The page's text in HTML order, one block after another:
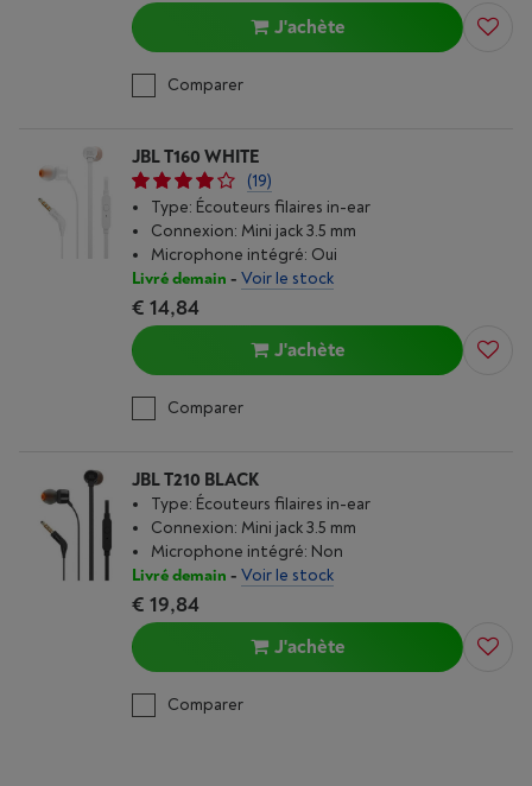
J'achète
Comparer
JBL T160 WHITE
(19)
Type: Écouteurs filaires in-ear
Connexion: Mini jack 3.5 mm
Microphone intégré: Oui
Livré demain - Voir le stock
€ 14,84
J'achète
Comparer
JBL T210 BLACK
Type: Écouteurs filaires in-ear
Connexion: Mini jack 3.5 mm
Microphone intégré: Non
Livré demain - Voir le stock
€ 19,84
J'achète
Comparer